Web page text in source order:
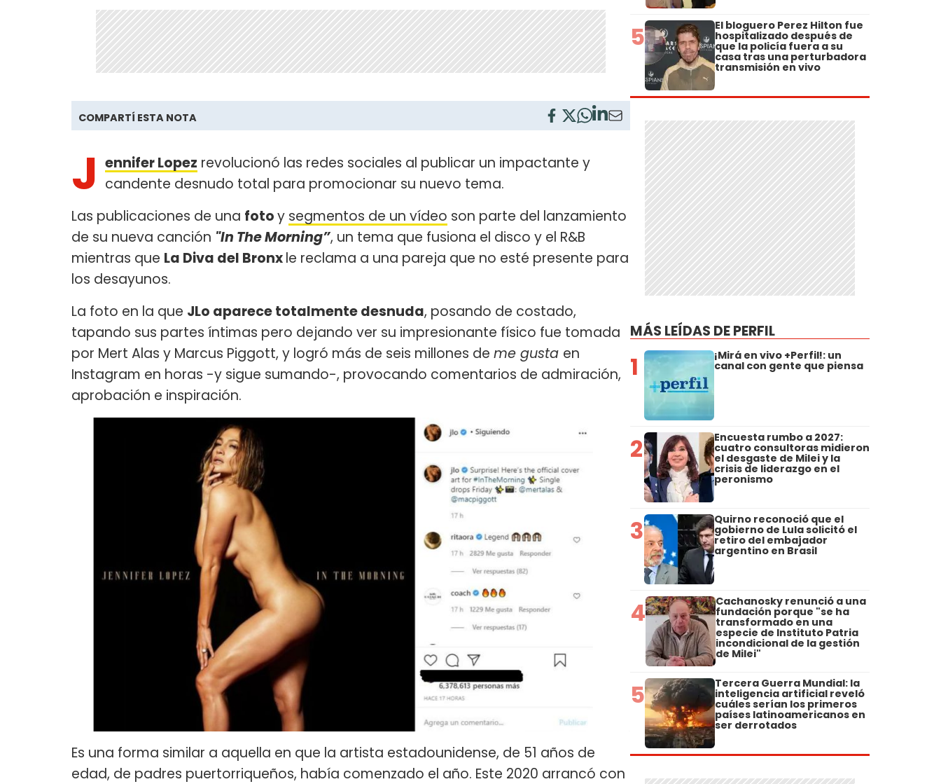
COMPARTÍ ESTA NOTA
J ennifer Lopez revolucionó las redes sociales al publicar un impactante y
candente desnudo total para promocionar su nuevo tema.
Las publicaciones de una fotoy segmentos de un vídeo son parte del lanzamiento
de su nueva canción "In The Morning”, un tema que fusiona el disco y el R&B
mientras que La Diva del Bronxle reclama a una pareja que no esté presente para
los desayunos.
La foto en la que JLo aparece totalmente desnuda, posando de costado,
tapando sus partes íntimas pero dejando ver su impresionante físico fue tomada
por Mert Alas y Marcus Piggott, y logró más de seis millones de me gusta en
Instagram en horas -y sigue sumando-, provocando comentarios de admiración,
aprobación e inspiración.
Es una forma similar a aquella en que la artista estadounidense, de 51 años de
edad, de padres puertorriqueños, había comenzado el año. Este 2020 arrancó con
5 El bloguero Perez Hilton fue
hospitalizado después de
que la policía fuera a su
casa tras una perturbadora
transmisión en vivo
MÁS LEÍDAS DE PERFIL
1 ¡Mirá en vivo +Perfil!: un
canal con gente que piensa
2 Encuesta rumbo a 2027:
cuatro consultoras midieron
el desgaste de Milei y la
crisis de liderazgo en el
peronismo
3 Quirno reconoció que el
gobierno de Lula solicitó el
retiro del embajador
argentino en Brasil
4 Cachanosky renunció a una
fundación porque "se ha
transformado en una
especie de Instituto Patria
incondicional de la gestión
de Milei"
5 Tercera Guerra Mundial: la
inteligencia artificial reveló
cuáles serían los primeros
países latinoamericanos en
ser derrotados